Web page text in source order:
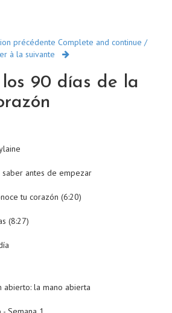
précédente Complete and continue /
à la suivante
90 días de la
saber antes de empezar
tu corazón (6:20)
(8:27)
abierto: la mano abierta